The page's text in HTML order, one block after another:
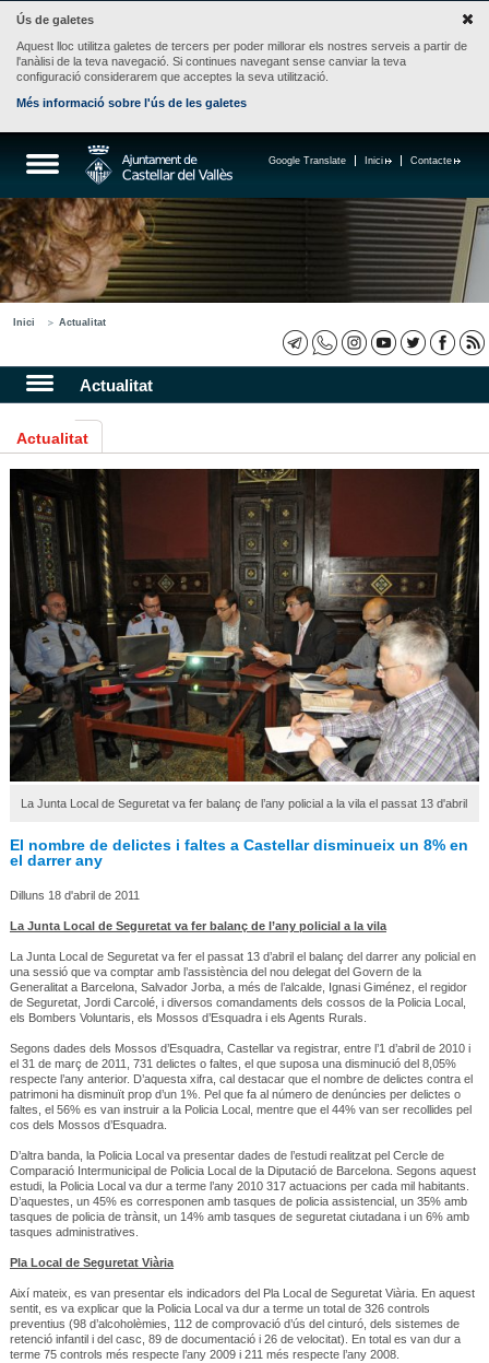
Ús de galetes
Aquest lloc utilitza galetes de tercers per poder millorar els nostres serveis a partir de
l'anàlisi de la teva navegació. Si continues navegant sense canviar la teva
configuració considerarem que acceptes la seva utilització.
Més informació sobre l'ús de les galetes
Contacte
Inici
Google Translate
Inici Actualitat
Actualitat
Actualitat
La Junta Local de Seguretat va fer balanç de l’any policial a la vila el passat 13 d'abril
El nombre de delictes i faltes a Castellar disminueix un 8% en
el darrer any
Dilluns 18 d'abril de 2011
La Junta Local de Seguretat va fer balanç de l’any policial a la vila
La Junta Local de Seguretat va fer el passat 13 d’abril el balanç del darrer any policial en
una sessió que va comptar amb l’assistència del nou delegat del Govern de la
Generalitat a Barcelona, Salvador Jorba, a més de l’alcalde, Ignasi Giménez, el regidor
de Seguretat, Jordi Carcolé, i diversos comandaments dels cossos de la Policia Local,
els Bombers Voluntaris, els Mossos d’Esquadra i els Agents Rurals.
Segons dades dels Mossos d’Esquadra, Castellar va registrar, entre l’1 d’abril de 2010 i
el 31 de març de 2011, 731 delictes o faltes, el que suposa una disminució del 8,05%
respecte l’any anterior. D’aquesta xifra, cal destacar que el nombre de delictes contra el
patrimoni ha disminuït prop d’un 1%. Pel que fa al número de denúncies per delictes o
faltes, el 56% es van instruir a la Policia Local, mentre que el 44% van ser recollides pel
cos dels Mossos d’Esquadra.
D’altra banda, la Policia Local va presentar dades de l’estudi realitzat pel Cercle de
Comparació Intermunicipal de Policia Local de la Diputació de Barcelona. Segons aquest
estudi, la Policia Local va dur a terme l’any 2010 317 actuacions per cada mil habitants.
D’aquestes, un 45% es corresponen amb tasques de policia assistencial, un 35% amb
tasques de policia de trànsit, un 14% amb tasques de seguretat ciutadana i un 6% amb
tasques administratives.
Pla Local de Seguretat Viària
Així mateix, es van presentar els indicadors del Pla Local de Seguretat Viària. En aquest
sentit, es va explicar que la Policia Local va dur a terme un total de 326 controls
preventius (98 d’alcoholèmies, 112 de comprovació d’ús del cinturó, dels sistemes de
retenció infantil i del casc, 89 de documentació i 26 de velocitat). En total es van dur a
terme 75 controls més respecte l’any 2009 i 211 més respecte l’any 2008.